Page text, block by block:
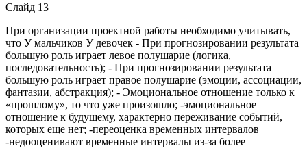
Слайд 13
При организации проектной работы необходимо учитывать,
что У мальчиков У девочек - При прогнозировании результата
большую роль играет левое полушарие (логика,
последовательность); - При прогнозировании результата
большую роль играет правое полушарие (эмоции, ассоциации,
фантазии, абстракция); - Эмоциональное отношение только к
«прошлому», то что уже произошло; -эмоциональное
отношение к будущему, характерно переживание событий,
которых еще нет; -переоценка временных интервалов
-недооценивают временные интервалы из-за более